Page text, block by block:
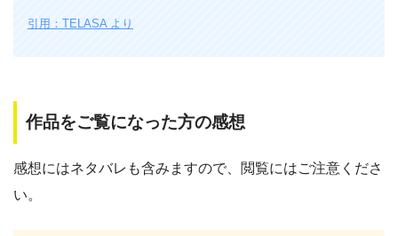
引用：TELASA より
作品をご覧になった方の感想
感想にはネタバレも含みますので、閲覧にはご注意くださ
い。